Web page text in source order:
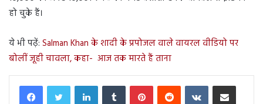
हो चुके हैं।
ये भी पढ़ें: Salman Khan के शादी के प्रपोजल वाले वायरल वीडियो पर
बोलीं जूही चावला, कहा- आज तक मारते हैं ताना
LinkedInTumblr PinterestReddit VKontakteShare via Email